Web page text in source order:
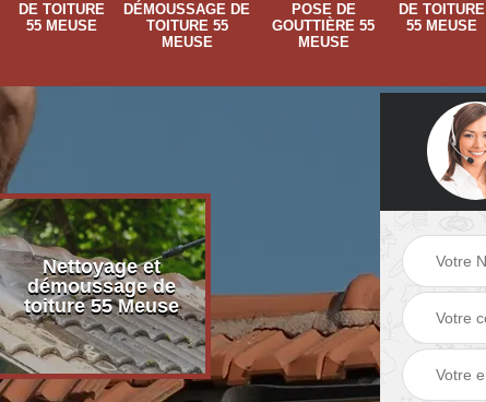
DE TOITURE
55 MEUSE
DÉMOUSSAGE DE
TOITURE 55
MEUSE
POSE DE
GOUTTIÈRE 55
MEUSE
DE TOITURE
55 MEUSE
Nettoyage et
démoussage de
toiture 55 Meuse
Nettoyage et pose
de gouttière 55
Meuse